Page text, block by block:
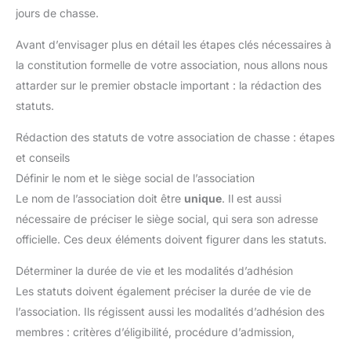
jours de chasse.
Avant d’envisager plus en détail les étapes clés nécessaires à
la constitution formelle de votre association, nous allons nous
attarder sur le premier obstacle important : la rédaction des
statuts.
Rédaction des statuts de votre association de chasse : étapes
et conseils
Définir le nom et le siège social de l’association
Le nom de l’association doit être unique. Il est aussi
nécessaire de préciser le siège social, qui sera son adresse
officielle. Ces deux éléments doivent figurer dans les statuts.
Déterminer la durée de vie et les modalités d’adhésion
Les statuts doivent également préciser la durée de vie de
l’association. Ils régissent aussi les modalités d’adhésion des
membres : critères d’éligibilité, procédure d’admission,